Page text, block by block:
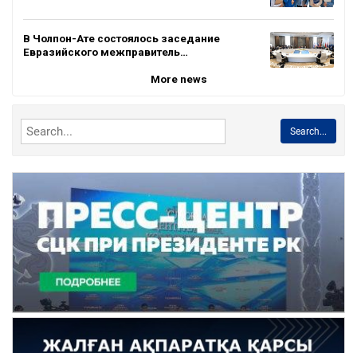
В Чолпон-Ате состоялось заседание
Евразийского межправитель…
More news
Search...